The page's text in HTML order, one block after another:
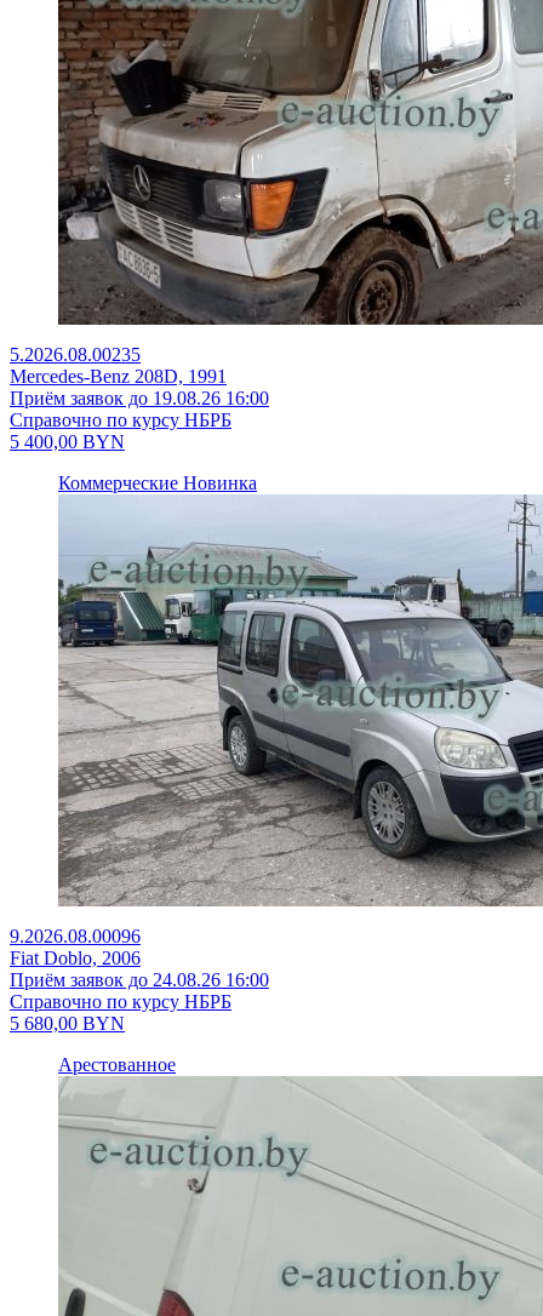
5.2026.08.00235
Mercedes-Benz 208D, 1991
Приём заявок до 19.08.26 16:00
Справочно по курсу НБРБ
5 400,00 BYN
Коммерческие Новинка
9.2026.08.00096
Fiat Doblo, 2006
Приём заявок до 24.08.26 16:00
Справочно по курсу НБРБ
5 680,00 BYN
Арестованное